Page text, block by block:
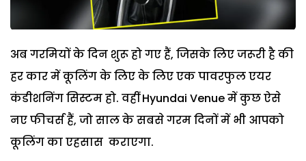
अब गरमियों के दिन शुरू हो गए हैं, जिसके लिए जरूरी है की
हर कार में कूलिंग के लिए के लिए एक पावरफुल एयर
कंडीशनिंग सिस्टम हो. वहीं Hyundai Venue में कुछ ऐसे
नए फीचर्स हैं, जो साल के सबसे गरम दिनों में भी आपको
कूलिंग का एहसास कराएगा.